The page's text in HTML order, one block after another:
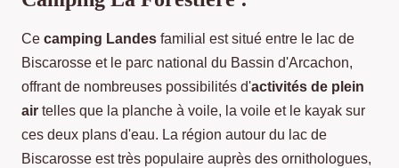
Ce camping Landes familial est situé entre le lac de
Biscarosse et le parc national du Bassin d'Arcachon,
offrant de nombreuses possibilités d'activités de plein
air telles que la planche à voile, la voile et le kayak sur
ces deux plans d'eau. La région autour du lac de
Biscarosse est très populaire auprès des ornithologues,